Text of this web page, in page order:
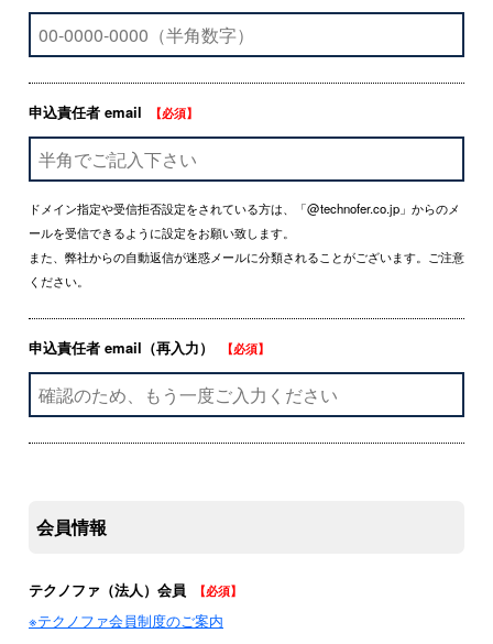
申込責任者 email 【必須】
ドメイン指定や受信拒否設定をされている方は、「@technofer.co.jp」からのメ
ールを受信できるように設定をお願い致します。
また、弊社からの自動返信が迷惑メールに分類されることがございます。ご注意
ください。
申込責任者 email（再入力） 【必須】
会員情報
テクノファ（法人）会員 【必須】
※テクノファ会員制度のご案内